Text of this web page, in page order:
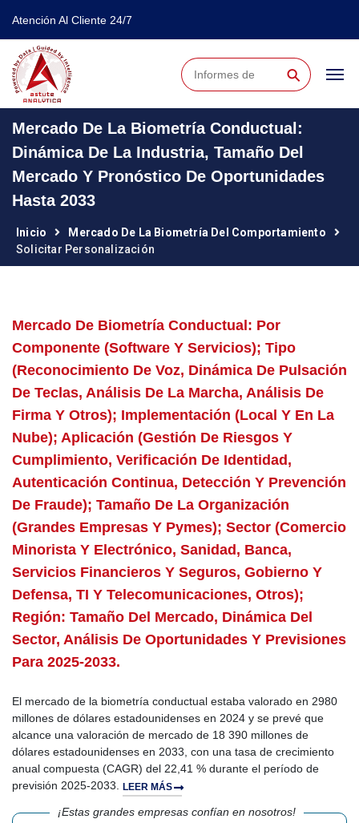
Atención Al Cliente 24/7
⚲
Mercado De La Biometría Conductual:
Dinámica De La Industria, Tamaño Del
Mercado Y Pronóstico De Oportunidades
Hasta 2033
Inicio
Mercado De La Biometría Del Comportamiento
Solicitar Personalización
Mercado De Biometría Conductual: Por
Componente (software Y Servicios); Tipo
(reconocimiento De Voz, Dinámica De Pulsación
De Teclas, Análisis De La Marcha, Análisis De
Firma Y Otros); Implementación (local Y En La
Nube); Aplicación (gestión De Riesgos Y
Cumplimiento, Verificación De Identidad,
Autenticación Continua, Detección Y Prevención
De Fraude); Tamaño De La Organización
(grandes Empresas Y Pymes); Sector (comercio
Minorista Y Electrónico, Sanidad, Banca,
Servicios Financieros Y Seguros, Gobierno Y
Defensa, TI Y Telecomunicaciones, Otros);
Región: Tamaño Del Mercado, Dinámica Del
Sector, Análisis De Oportunidades Y Previsiones
Para 2025-2033.
El mercado de la biometría conductual estaba valorado en 2980
millones de dólares estadounidenses en 2024 y se prevé que
alcance una valoración de mercado de 18 390 millones de
dólares estadounidenses en 2033, con una tasa de crecimiento
anual compuesta (CAGR) del 22,41 % durante el período de
previsión 2025-2033. LEER MÁS
¡Estas grandes empresas confían en nosotros!